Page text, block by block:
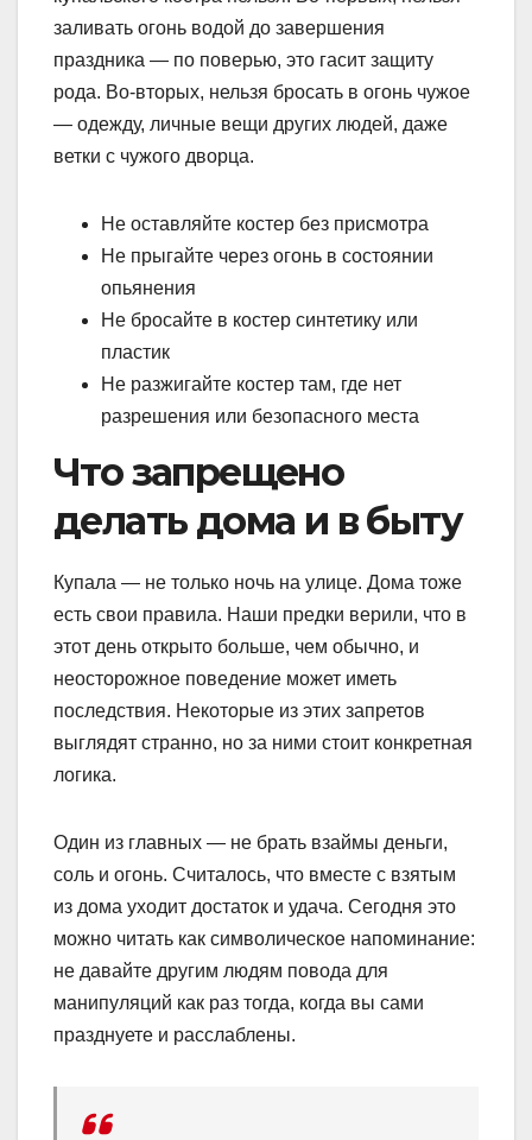
заливать огонь водой до завершения
праздника — по поверью, это гасит защиту
рода. Во-вторых, нельзя бросать в огонь чужое
— одежду, личные вещи других людей, даже
ветки с чужого дворца.
Не оставляйте костер без присмотра
Не прыгайте через огонь в состоянии
опьянения
Не бросайте в костер синтетику или
пластик
Не разжигайте костер там, где нет
разрешения или безопасного места
Что запрещено
делать дома и в быту
Купала — не только ночь на улице. Дома тоже
есть свои правила. Наши предки верили, что в
этот день открыто больше, чем обычно, и
неосторожное поведение может иметь
последствия. Некоторые из этих запретов
выглядят странно, но за ними стоит конкретная
логика.
Один из главных — не брать взаймы деньги,
соль и огонь. Считалось, что вместе с взятым
из дома уходит достаток и удача. Сегодня это
можно читать как символическое напоминание:
не давайте другим людям повода для
манипуляций как раз тогда, когда вы сами
празднуете и расслаблены.